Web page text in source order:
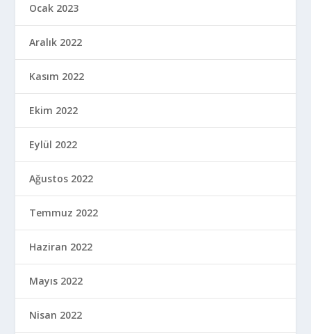
Ocak 2023
Aralık 2022
Kasım 2022
Ekim 2022
Eylül 2022
Ağustos 2022
Temmuz 2022
Haziran 2022
Mayıs 2022
Nisan 2022